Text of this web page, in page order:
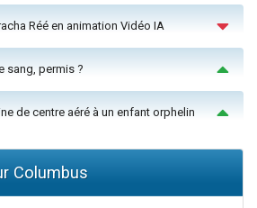
Réé en animation Vidéo IA
sang, permis ?
de centre aéré à un enfant orphelin
Columbus